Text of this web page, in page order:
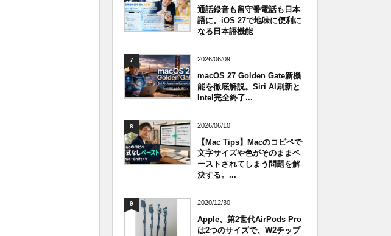
通話録音も留守番電話も日本
語に。iOS 27で地味に便利に
なる日本語機能
7 2026/06/09
macOS 27 Golden Gate新機
能を徹底解説。Siri AI刷新と
Intel完全終了...
8 2026/06/10
【Mac Tips】Macのコピペで
文字サイズや色がそのままペ
ーストされてしまう問題を解
決する。...
9 2020/12/30
Apple、第2世代AirPods Pro
は2つのサイズで、W2チップ